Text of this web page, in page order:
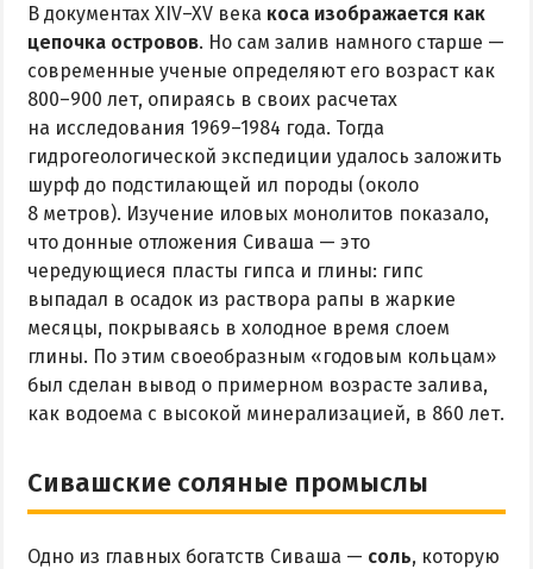
В документах XIV–XV века коса изображается как
цепочка островов. Но сам залив намного старше —
современные ученые определяют его возраст как
800–900 лет, опираясь в своих расчетах
на исследования 1969–1984 года. Тогда
гидрогеологической экспедиции удалось заложить
шурф до подстилающей ил породы (около
8 метров). Изучение иловых монолитов показало,
что донные отложения Сиваша — это
чередующиеся пласты гипса и глины: гипс
выпадал в осадок из раствора рапы в жаркие
месяцы, покрываясь в холодное время слоем
глины. По этим своеобразным «годовым кольцам»
был сделан вывод о примерном возрасте залива,
как водоема с высокой минерализацией, в 860 лет.
Сивашские соляные промыслы
Одно из главных богатств Сиваша — соль, которую